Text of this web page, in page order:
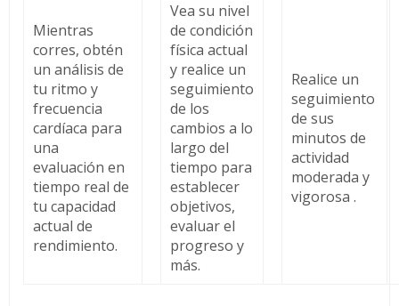
Mientras
corres, obtén
un análisis de
tu ritmo y
frecuencia
cardíaca para
una
evaluación en
tiempo real de
tu capacidad
actual de
rendimiento.
Vea su nivel
de condición
física actual
y realice un
seguimiento
de los
cambios a lo
largo del
tiempo para
establecer
objetivos,
evaluar el
progreso y
más.
Realice un
seguimiento
de sus
minutos de
actividad
moderada y
vigorosa .